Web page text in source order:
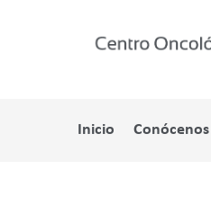
Inicio Conócenos